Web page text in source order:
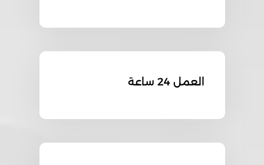
العمل 24 ساعة